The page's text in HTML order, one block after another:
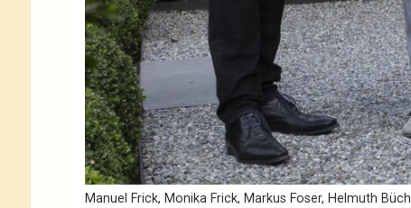
Manuel Frick, Monika Frick, Markus Foser, Helmuth